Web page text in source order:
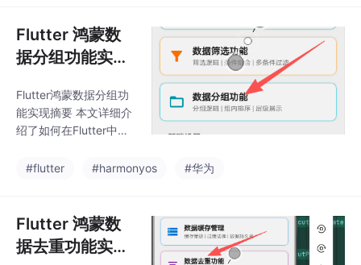
擎，解决了鸿蒙系统对
标准 tflite_flutter 库的
兼容性问题，在鸿蒙设
智能体验。基于前序智
能推荐、语音识别、权
限管理等能力，完成了
推理引擎实现、图像分
Flutter 鸿蒙数
据分组功能实
组内排序
Flutter鸿蒙数据分组功
能实现摘要 本文详细介
绍了如何在Flutter中实
能，适用于鸿蒙等多平
用GroupedData类管理
分组数据，支持动态分
组键、条目列表和展开
#flutter #harmonyos #华为
Flutter 鸿蒙数
据去重功能实